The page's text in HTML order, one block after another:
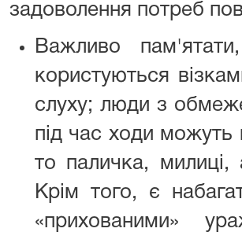
задоволення потреб
Важливо
користуються
слуху; люди з
під час ходи можуть
то паличка,
Крім того, є
«прихованими»